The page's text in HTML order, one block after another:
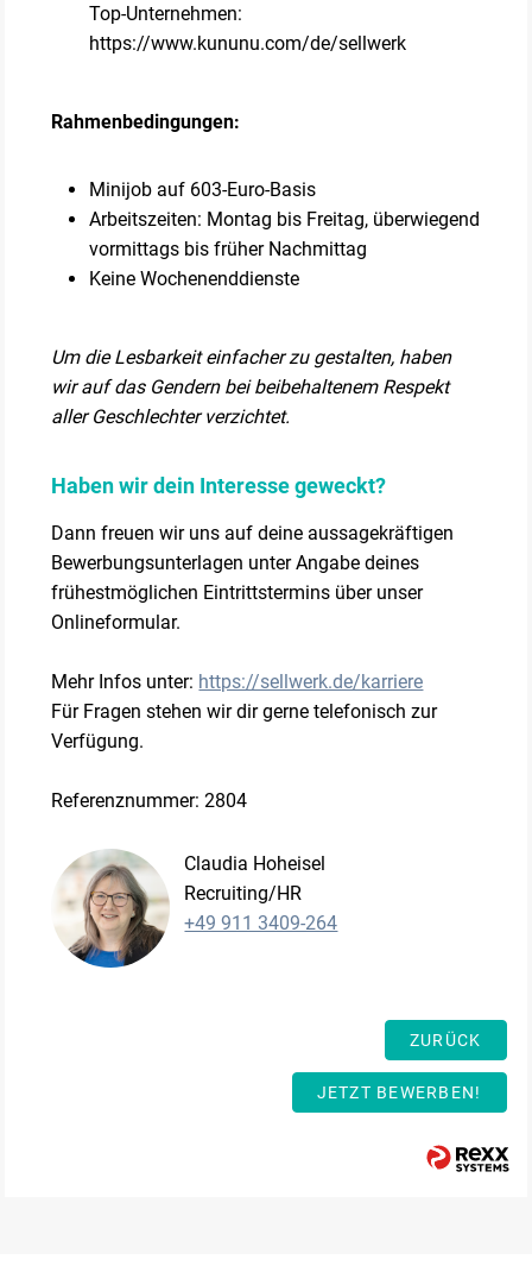
Top-Unternehmen:
https://www.kununu.com/de/sellwerk
Rahmenbedingungen:
Minijob auf 603-Euro-Basis
Arbeitszeiten: Montag bis Freitag, überwiegend
vormittags bis früher Nachmittag
Keine Wochenenddienste
Um die Lesbarkeit einfacher zu gestalten, haben
wir auf das Gendern bei beibehaltenem Respekt
aller Geschlechter verzichtet.
Haben wir dein Interesse geweckt?
Dann freuen wir uns auf deine aussagekräftigen
Bewerbungsunterlagen unter Angabe deines
frühestmöglichen Eintrittstermins über unser
Onlineformular.
Mehr Infos unter: https://sellwerk.de/karriere
Für Fragen stehen wir dir gerne telefonisch zur
Verfügung.
Referenznummer: 2804
Claudia Hoheisel
Recruiting/HR
+49 911 3409-264
ZURÜCK
JETZT BEWERBEN!